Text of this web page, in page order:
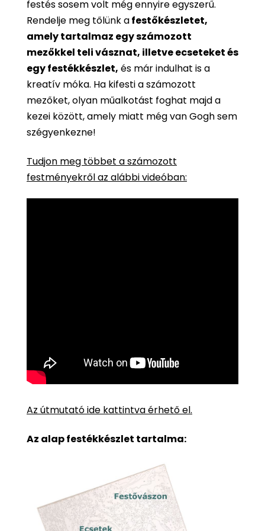
festés sosem volt még ennyire egyszerű.
Rendelje meg tőlünk afestőkészletet,
amely tartalmaz egy számozott
mezőkkel teli vásznat, illetve ecseteket és
egy festékkészlet, és már indulhat is a
kreatív móka. Ha kifesti a számozott
mezőket, olyan műalkotást foghat majd a
kezei között, amely miatt még van Gogh sem
szégyenkezne!
Tudjon meg többet a számozott
festményekről az alábbi videóban:
Az útmutató ide kattintva érhető el.
Az alap festékkészlet tartalma: